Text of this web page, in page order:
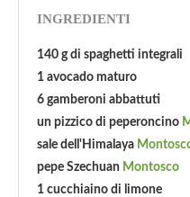
INGREDIENTI
140 g di spaghetti integrali
1 avocado maturo
6 gamberoni abbattuti
un pizzico di peperoncino
sale dell'Himalaya
pepe Szechuan Montosco
1 cucchiaino di limone